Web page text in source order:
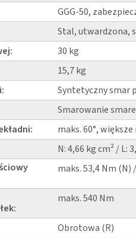
GGG-50,
Stal, utwardzona,
30 kg
15,7 kg
Syntetyczny smar
Smarowanie
maks. 60°,
N: 4,66 kg cm² / L:
maks. 53,4 Nm (N)
maks. 540 Nm
Obrotowa (R)